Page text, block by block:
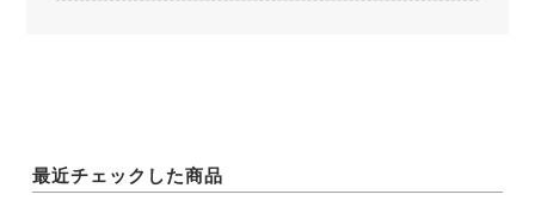
最近チェックした商品